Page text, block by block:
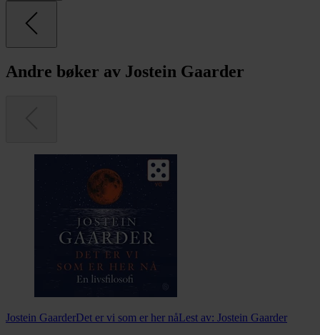
Andre bøker av Jostein Gaarder
Jostein GaarderDet er vi som er her nåLest av: Jostein Gaarder